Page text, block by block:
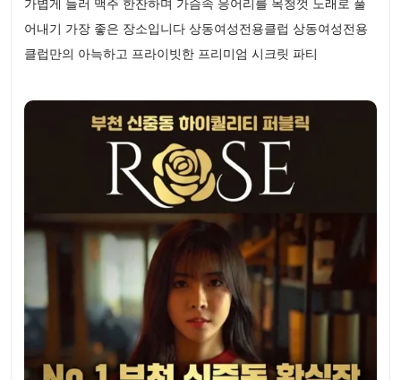
어내기 가장 좋은 장소입니다 상동여성전용클럽 상동여성전용
클럽만의 아늑하고 프라이빗한 프리미엄 시크릿 파티